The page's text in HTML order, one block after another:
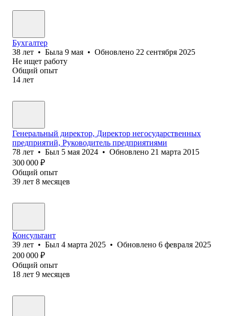
Бухгалтер
38 лет • Была 9 мая • Обновлено 22 сентября 2025
Не ищет работу
Общий опыт
14 лет
Генеральный директор, Директор негосударственных
предприятий, Руководитель предприятиями
78 лет • Был 5 мая 2024 • Обновлено 21 марта 2015
300 000 ₽
Общий опыт
39 лет 8 месяцев
Консультант
39 лет • Был 4 марта 2025 • Обновлено 6 февраля 2025
200 000 ₽
Общий опыт
18 лет 9 месяцев